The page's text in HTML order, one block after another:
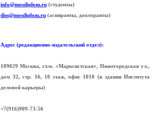
info@mosdiplom.ru (студенты)
diss@mosdiplom.ru (аспиранты, докторанты)
Адрес (редакционно-издательский отдел):
109029 Москва, ст.м. «Марксистская», Нижегородская ул.,
дом 32, стр. 16, 10 этаж, офис 1010 (в здании Института
деловой карьеры)
+7(916)909-73-56